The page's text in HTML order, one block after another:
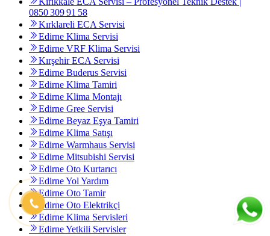
0850 309 91 58
Kırklareli ECA Servisi
Edirne Klima Servisi
Edirne VRF Klima Servisi
Kırşehir ECA Servisi
Edirne Buderus Servisi
Edirne Klima Tamiri
Edirne Klima Montajı
Edirne Gree Servisi
Edirne Beyaz Eşya Tamiri
Edirne Klima Satışı
Edirne Warmhaus Servisi
Edirne Mitsubishi Servisi
Edirne Oto Kurtarıcı
Edirne Yol Yardım
Edirne Oto Tamir
Edirne Oto Elektrikçi
Edirne Klima Servisleri
Edirne Yetkili Servisler